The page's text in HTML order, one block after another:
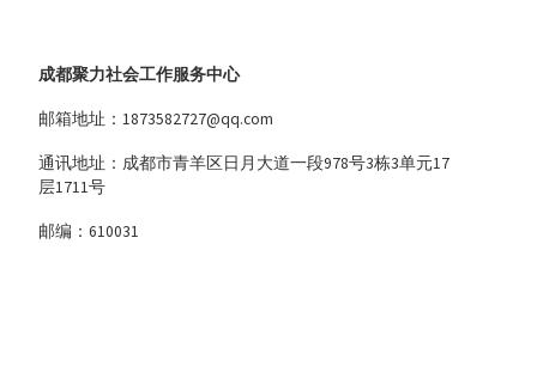
成都聚力社会工作服务中心
邮箱地址：1873582727@qq.com
通讯地址：成都市青羊区日月大道一段978号3栋3单元17
层1711号
邮编：610031